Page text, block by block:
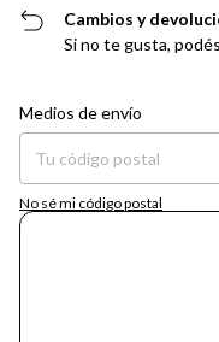
Cambios y
Si no te gusta,
Entregas para el CP:
Medios de envío
No sé mi código postal